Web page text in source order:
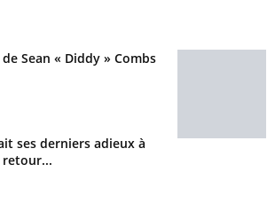
Sean « Diddy » Combs
ses derniers adieux à
retour...